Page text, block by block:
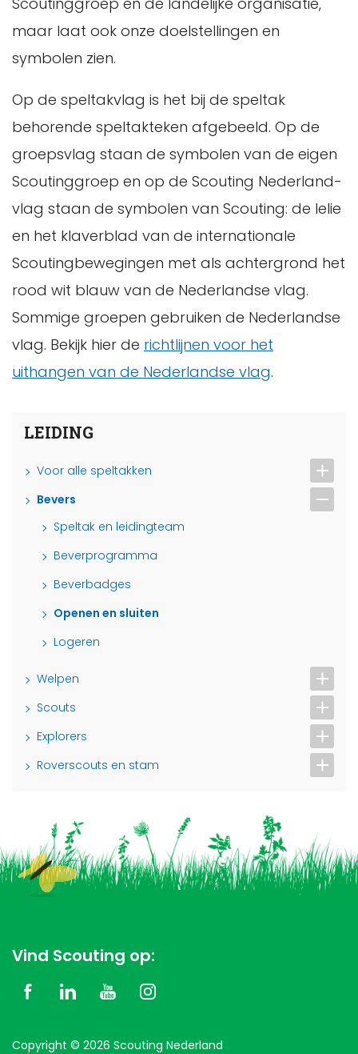
maar laat ook onze doelstellingen en
symbolen zien.
Op de speltakvlag is het bij de speltak
behorende speltakteken afgebeeld. Op de
groepsvlag staan de symbolen van de eigen
Scoutinggroep en op de Scouting Nederland-
vlag staan de symbolen van Scouting: de lelie
en het klaverblad van de internationale
Scoutingbewegingen met als achtergrond het
rood wit blauw van de Nederlandse vlag.
Sommige groepen gebruiken de Nederlandse
vlag. Bekijk hier de richtlijnen voor het
uithangen van de Nederlandse vlag.
LEIDING
Voor alle speltakken
Bevers
Speltak en leidingteam
Beverprogramma
Beverbadges
Openen en sluiten
Logeren
Welpen
Scouts
Explorers
Roverscouts en stam
Vind Scouting op:
Copyright © 2026 Scouting Nederland